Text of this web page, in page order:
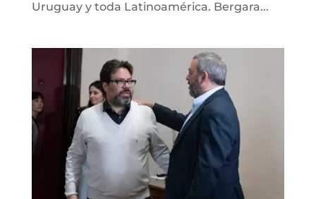
Uruguay y toda Latinoamérica. Bergara...